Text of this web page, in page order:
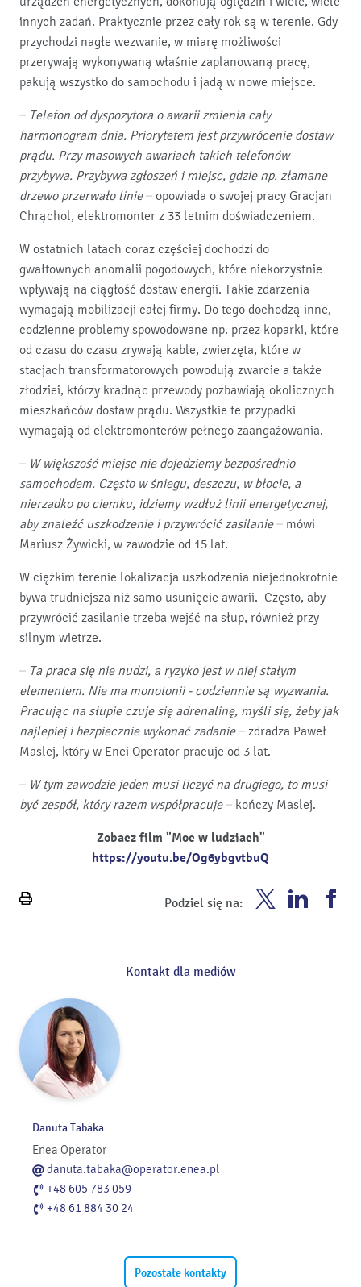
innych zadań. Praktycznie przez cały rok są w terenie. Gdy
przychodzi nagłe wezwanie, w miarę możliwości
przerywają wykonywaną właśnie zaplanowaną pracę,
pakują wszystko do samochodu i jadą w nowe miejsce.
– Telefon od dyspozytora o awarii zmienia cały
harmonogram dnia. Priorytetem jest przywrócenie dostaw
prądu. Przy masowych awariach takich telefonów
przybywa. Przybywa zgłoszeń i miejsc, gdzie np. złamane
drzewo przerwało linie – opowiada o swojej pracy Gracjan
Chrąchol, elektromonter z 33 letnim doświadczeniem.
W ostatnich latach coraz częściej dochodzi do
gwałtownych anomalii pogodowych, które niekorzystnie
wpływają na ciągłość dostaw energii. Takie zdarzenia
wymagają mobilizacji całej firmy. Do tego dochodzą inne,
codzienne problemy spowodowane np. przez koparki, które
od czasu do czasu zrywają kable, zwierzęta, które w
stacjach transformatorowych powodują zwarcie a także
złodziei, którzy kradnąc przewody pozbawiają okolicznych
mieszkańców dostaw prądu. Wszystkie te przypadki
wymagają od elektromonterów pełnego zaangażowania.
– W większość miejsc nie dojedziemy bezpośrednio
samochodem. Często w śniegu, deszczu, w błocie, a
nierzadko po ciemku, idziemy wzdłuż linii energetycznej,
aby znaleźć uszkodzenie i przywrócić zasilanie – mówi
Mariusz Żywicki, w zawodzie od 15 lat.
W ciężkim terenie lokalizacja uszkodzenia niejednokrotnie
bywa trudniejsza niż samo usunięcie awarii. Często, aby
przywrócić zasilanie trzeba wejść na słup, również przy
silnym wietrze.
– Ta praca się nie nudzi, a ryzyko jest w niej stałym
elementem. Nie ma monotonii - codziennie są wyzwania.
Pracując na słupie czuje się adrenalinę, myśli się, żeby jak
najlepiej i bezpiecznie wykonać zadanie – zdradza Paweł
Maslej, który w Enei Operator pracuje od 3 lat.
– W tym zawodzie jeden musi liczyć na drugiego, to musi
być zespół, który razem współpracuje – kończy Maslej.
Zobacz film "Moc w ludziach"
https://youtu.be/Og6ybgvtbuQ
Wydrukuj
Podziel się na:
Enea Enea
Kontakt dla mediów
Danuta Tabaka
Enea Operator
danuta.tabaka@operator.enea.pl
+48 605 783 059
+48 61 884 30 24
Pozostałe kontakty